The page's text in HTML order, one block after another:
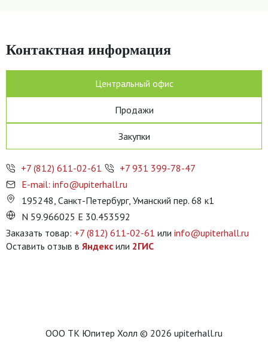
Контактная информация
Центральный офис
Продажи
Закупки
+7 (812) 611-02-61
+7 931 399-78-47
E-mail: info@upiterhall.ru
195248, Санкт-Петербург, Уманский пер. 68 к1
N 59.966025 E 30.453592
Заказать товар: +7 (812) 611-02-61 или info@upiterhall.ru
Оставить отзыв в Яндекс или 2ГИС
ООО ТК Юпитер Холл © 2026 upiterhall.ru